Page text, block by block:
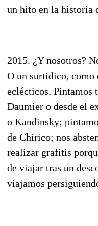
un hito en la historia
2015. ¿Y nosotros?
O un surtidico, como
eclécticos. Pintamos
Daumier o desde el
o Kandinsky;
de Chirico; nos
realizar grafitis
de viajar tras un
viajamos